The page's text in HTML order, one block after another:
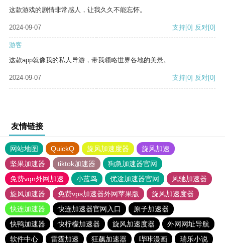
这款游戏的剧情非常感人，让我久久不能忘怀。
2024-09-07 支持[0] 反对[0]
游客
这款app就像我的私人导游，带我领略世界各地的美景。
2024-09-07 支持[0] 反对[0]
友情链接
网站地图 QuickQ 旋风加速度器
旋风加速
坚果加速器
tiktok加速器
狗急加速器官网
免费vqn外网加速
小蓝鸟 优途加速器官网
风驰加速器
旋风加速器
免费vps加速器外网苹果版
旋风加速度器
快连加速器
快连加速器官网入口
原子加速器
快鸭加速器
快柠檬加速器 旋风加速度器
外网网址导航
软件中心
雷霆加速 狂飙加速器 哔咔漫画 瑞乐小说